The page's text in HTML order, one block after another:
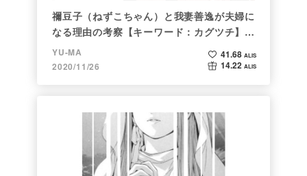
禰豆子（ねずこちゃん）と我妻善逸が夫婦に
なる理由の考察【キーワード：カグツチ】＜
後編＞
YU-MA
2020/11/26
41.68 ALIS
14.22 ALIS